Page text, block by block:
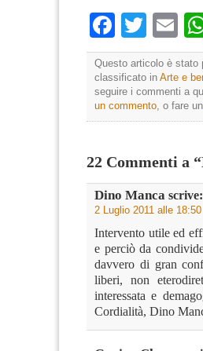
Questo articolo è stato
classificato in Arte e
seguire i commenti a
un commento , o fare un
22 Commenti a
Dino Manca scrive:
2 Luglio 2011 alle 18:50
Intervento utile ed
e perciò da
davvero di gran
liberi, non
interessata e
Cordialità, Dino